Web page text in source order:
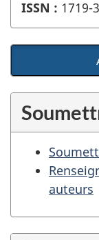
ISSN : 1719-
auteurs